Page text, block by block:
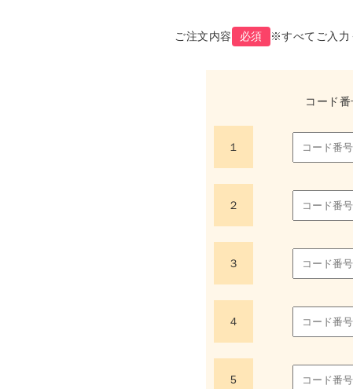
ご注文内容 必須 ※すべてご入力
コード番
１
２
３
４
5